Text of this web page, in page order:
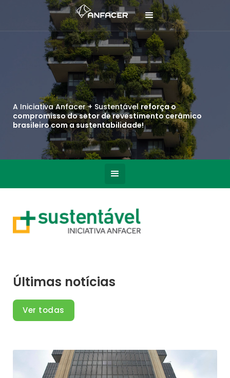
A Iniciativa Anfacer + Sustentávelreforça o
compromisso do setor de revestimento cerâmico
brasileiro com a sustentabilidade!
Últimas notícias
Ver todas